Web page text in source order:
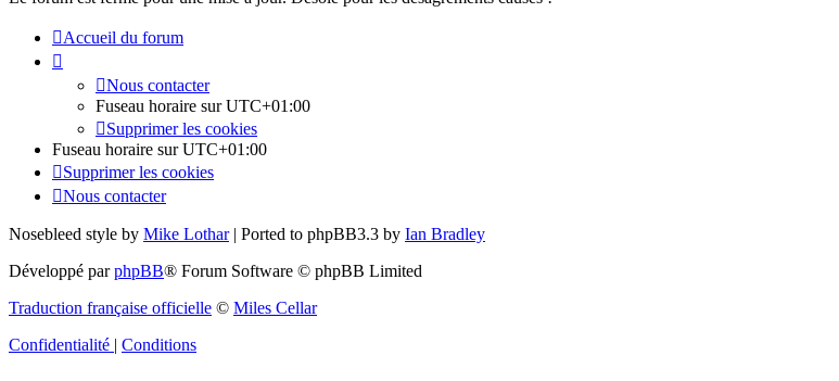
Accueil du forum
Nous contacter
Fuseau horaire surUTC+01:00
Supprimer les cookies
Fuseau horaire surUTC+01:00
Supprimer les cookies
Nous contacter
Nosebleed style by Mike Lothar| Ported to phpBB3.3 by Ian Bradley
Développé parphpBB® Forum Software © phpBB Limited
Traduction française officielle © Miles Cellar
Confidentialité | Conditions